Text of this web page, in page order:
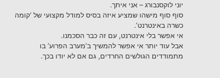
יוני לוקסנבורג – אני איתך.
סוף סוף מישהו שמציע איזה בסיס למודל מקצועי של ‘קומה
כשרה באינטרנט’.
אי אפשר בלי אינטרנט, עם זה כבר הסכמנו.
אבל עוד יותר אי אפשר להמשיך ב’מערב הפרוע’ בו
מתמודדים הגולשים החרדים, גם אם לא יודו בכך.